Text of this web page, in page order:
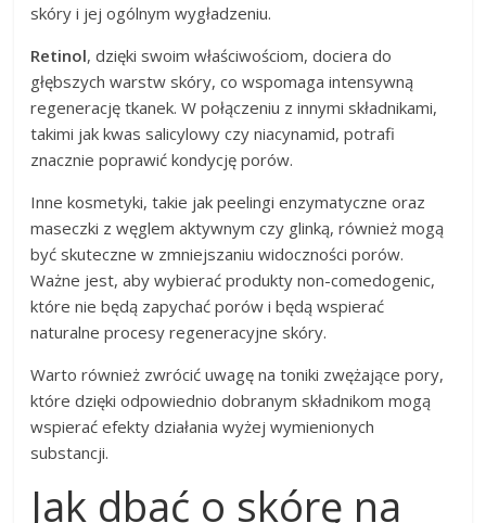
skóry i jej ogólnym wygładzeniu.
Retinol, dzięki swoim właściwościom, dociera do
głębszych warstw skóry, co wspomaga intensywną
regenerację tkanek. W połączeniu z innymi składnikami,
takimi jak kwas salicylowy czy niacynamid, potrafi
znacznie poprawić kondycję porów.
Inne kosmetyki, takie jak peelingi enzymatyczne oraz
maseczki z węglem aktywnym czy glinką, również mogą
być skuteczne w zmniejszaniu widoczności porów.
Ważne jest, aby wybierać produkty non-comedogenic,
które nie będą zapychać porów i będą wspierać
naturalne procesy regeneracyjne skóry.
Warto również zwrócić uwagę na toniki zwężające pory,
które dzięki odpowiednio dobranym składnikom mogą
wspierać efekty działania wyżej wymienionych
substancji.
Jak dbać o skórę na